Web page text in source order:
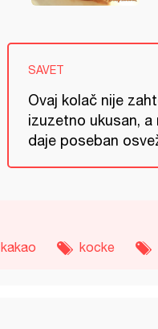
SAVET
Ovaj kolač nije
izuzetno ukusan,
daje poseban
kakao kocke